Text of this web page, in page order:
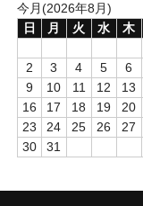
今月(2026年8月)
日
月 火 水 木
2
3 4 5 6
9
10 11 12 13
16
17 18 19 20
23
24 25 26 27
30
31